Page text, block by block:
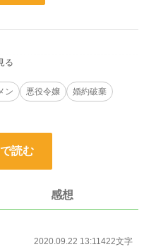
ン 悪役令嬢
婚約破棄
読む
感想
2020.09.22 13:11422文字